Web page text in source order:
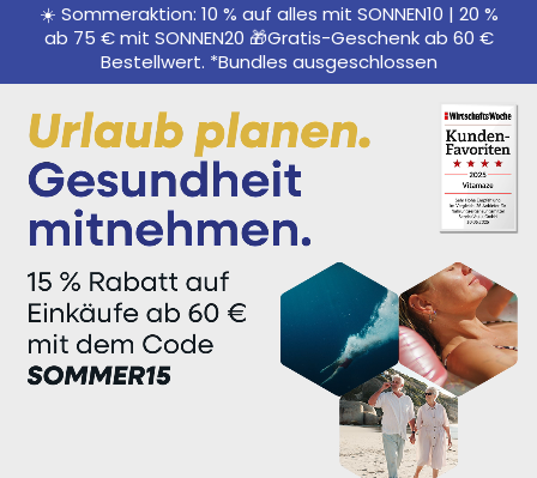
☀️ Sommeraktion: 10 % auf alles mit SONNEN10 | 20 %
ab 75 € mit SONNEN20 🎁Gratis-Geschenk ab 60 €
Bestellwert. *Bundles ausgeschlossen